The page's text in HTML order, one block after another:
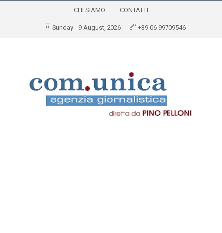
CHI SIAMO CONTATTI
Sunday - 9 August, 2026 +39 06 99709546